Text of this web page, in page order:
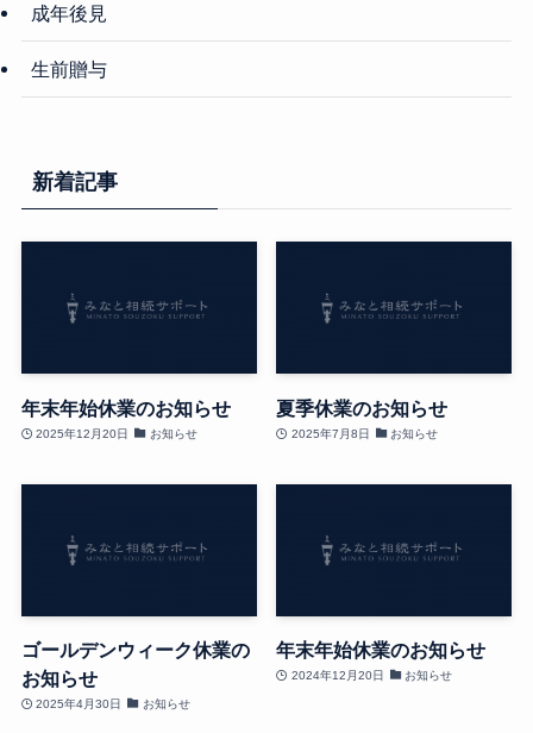
成年後見
生前贈与
新着記事
年末年始休業のお知らせ
2025年12月20日 お知らせ
夏季休業のお知らせ
2025年7月8日 お知らせ
ゴールデンウィーク休業の
お知らせ
2025年4月30日 お知らせ
年末年始休業のお知らせ
2024年12月20日 お知らせ